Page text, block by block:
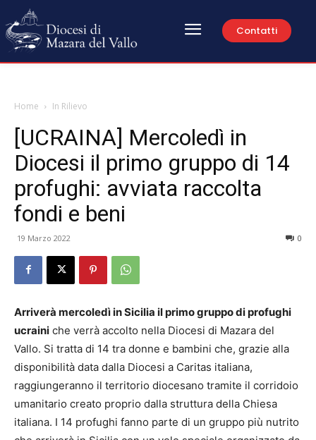
Contatti
Home In Rilievo
[UCRAINA] Mercoledì in
Diocesi il primo gruppo di 14
profughi: avviata raccolta
fondi e beni
19 Marzo 2022 0
Arriverà mercoledì in Sicilia il primo gruppo di profughi
ucraini che verrà accolto nella Diocesi di Mazara del
Vallo. Si tratta di 14 tra donne e bambini che, grazie alla
disponibilità data dalla Diocesi a Caritas italiana,
raggiungeranno il territorio diocesano tramite il corridoio
umanitario creato proprio dalla struttura della Chiesa
italiana. I 14 profughi fanno parte di un gruppo più nutrito